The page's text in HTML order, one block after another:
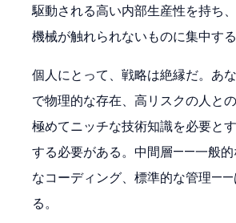
駆動される高い内部生産性を持ち
機械が触れられないものに集中する
個人にとって、戦略は絶縁だ。あ
で物理的な存在、高リスクの人と
極めてニッチな技術知識を必要と
する必要がある。中間層——一般的
なコーディング、標準的な管理——
る。